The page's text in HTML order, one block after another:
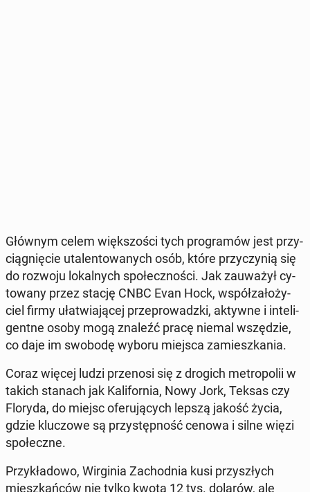
Głównym celem więk­szo­ści tych pro­gra­mów jest przy­
cią­gnię­cie uta­len­to­wa­nych osób, które przy­czy­nią się
do rozwoju lo­kal­nych spo­łecz­no­ści. Jak za­uwa­żył cy­
to­wa­ny przez stację CNBC Evan Hock, współ­za­ło­ży­
ciel firmy uła­twia­ją­cej prze­pro­wadz­ki, aktywne i in­te­li­
gent­ne osoby mogą znaleźć pracę niemal wszę­dzie,
co daje im swobodę wyboru miejsca za­miesz­ka­nia.
Coraz więcej ludzi prze­no­si się z drogich me­tro­po­lii w
takich stanach jak Ka­li­for­nia, Nowy Jork, Teksas czy
Floryda, do miejsc ofe­ru­ją­cych lepszą jakość życia,
gdzie klu­czo­we są przy­stęp­ność cenowa i silne więzi
spo­łecz­ne.
Przy­kła­do­wo, Wir­gi­nia Za­chod­nia kusi przy­szłych
miesz­kań­ców nie tylko kwotą 12 tys. dolarów, ale